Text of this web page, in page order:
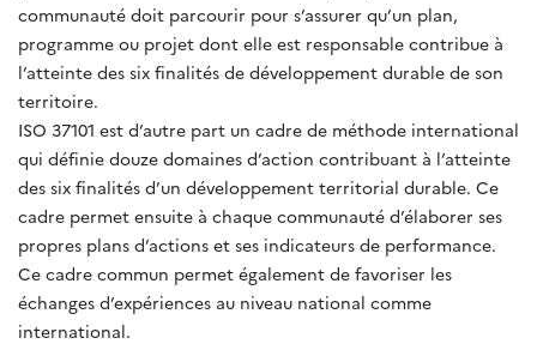
communauté doit parcourir pour s’assurer qu’un plan,
programme ou projet dont elle est responsable contribue à
l’atteinte des six finalités de développement durable de son
territoire.
ISO 37101 est d’autre part un cadre de méthode international
qui définie douze domaines d’action contribuant à l’atteinte
des six finalités d’un développement territorial durable. Ce
cadre permet ensuite à chaque communauté d’élaborer ses
propres plans d’actions et ses indicateurs de performance.
Ce cadre commun permet également de favoriser les
échanges d’expériences au niveau national comme
international.